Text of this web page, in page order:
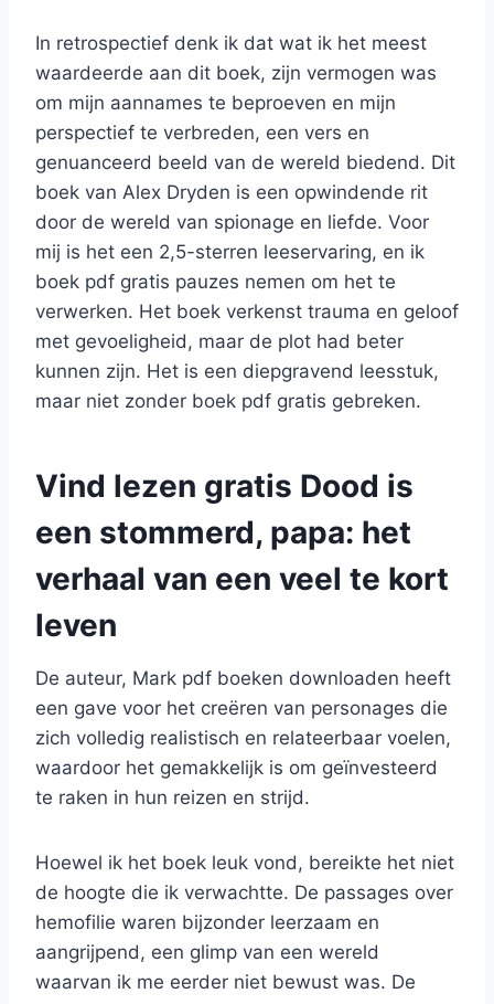
In retrospectief denk ik dat wat ik het meest
waardeerde aan dit boek, zijn vermogen was
om mijn aannames te beproeven en mijn
perspectief te verbreden, een vers en
genuanceerd beeld van de wereld biedend. Dit
boek van Alex Dryden is een opwindende rit
door de wereld van spionage en liefde. Voor
mij is het een 2,5-sterren leeservaring, en ik
boek pdf gratis pauzes nemen om het te
verwerken. Het boek verkenst trauma en geloof
met gevoeligheid, maar de plot had beter
kunnen zijn. Het is een diepgravend leesstuk,
maar niet zonder boek pdf gratis gebreken.
Vind lezen gratis Dood is
een stommerd, papa: het
verhaal van een veel te kort
leven
De auteur, Mark pdf boeken downloaden heeft
een gave voor het creëren van personages die
zich volledig realistisch en relateerbaar voelen,
waardoor het gemakkelijk is om geïnvesteerd
te raken in hun reizen en strijd.
Hoewel ik het boek leuk vond, bereikte het niet
de hoogte die ik verwachtte. De passages over
hemofilie waren bijzonder leerzaam en
aangrijpend, een glimp van een wereld
waarvan ik me eerder niet bewust was. De